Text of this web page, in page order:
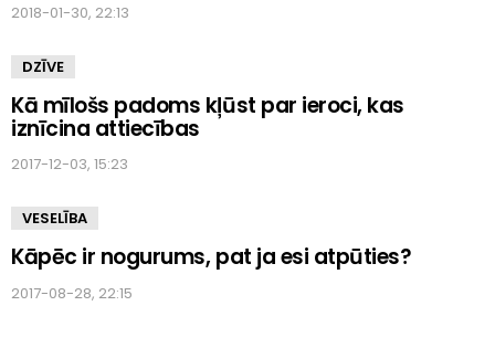
2018-01-30, 22:13
DZĪVE
Kā mīlošs padoms kļūst par ieroci, kas
iznīcina attiecības
2017-12-03, 15:23
VESELĪBA
Kāpēc ir nogurums, pat ja esi atpūties?
2017-08-28, 22:15